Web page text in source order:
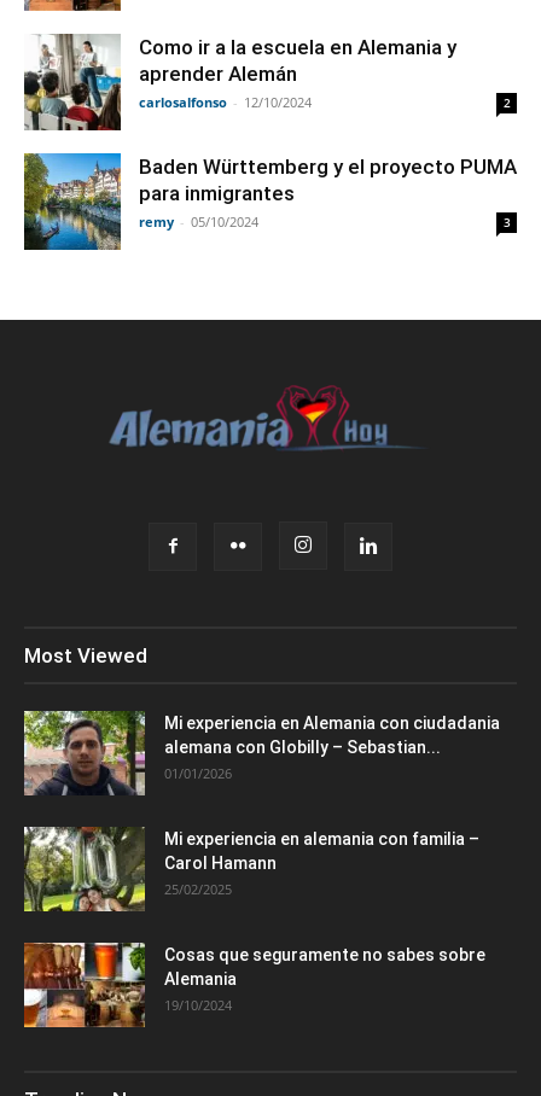
Como ir a la escuela en Alemania y
aprender Alemán
carlosalfonso - 12/10/2024 2
Baden Württemberg y el proyecto PUMA
para inmigrantes
remy - 05/10/2024 3
Most Viewed
Mi experiencia en Alemania con ciudadania
alemana con Globilly – Sebastian...
01/01/2026
Mi experiencia en alemania con familia –
Carol Hamann
25/02/2025
Cosas que seguramente no sabes sobre
Alemania
19/10/2024